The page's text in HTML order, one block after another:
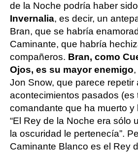
de la Noche podría haber
Invernalia, es decir, un
Bran, que se habría
Caminante, que habría
compañeros. Bran, como
Ojos, es su mayor enemigo
Jon Snow, que parece repetir
acontecimientos pasados (es
comandante que ha muerto y
“El Rey de la Noche era sólo
la oscuridad le pertenecía”.
Caminante Blanco es el Rey